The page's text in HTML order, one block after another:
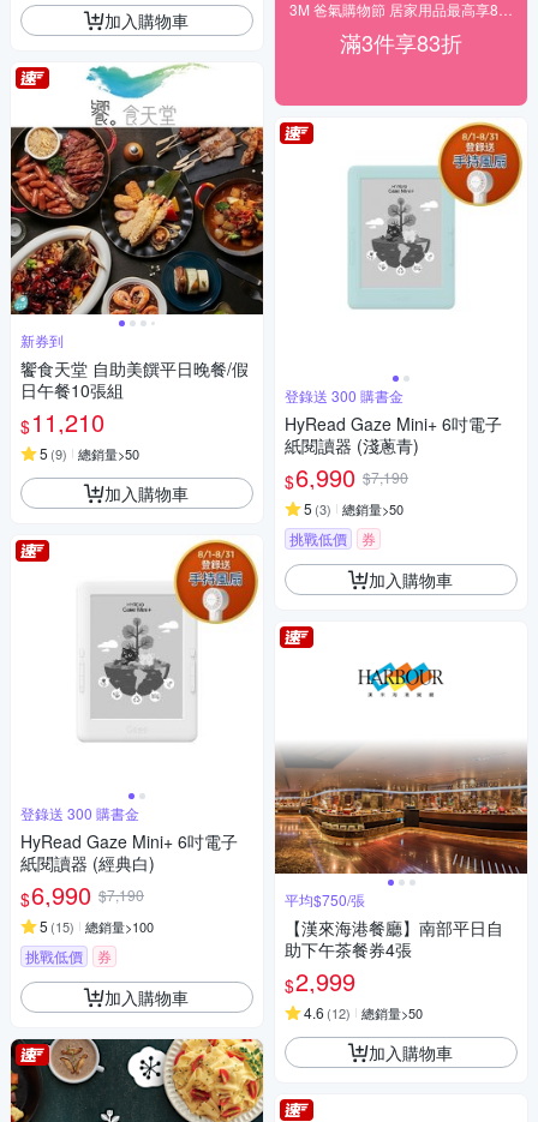
加入購物車
新券到
饗食天堂 自助美饌平日晚餐/假
日午餐10張組
$11,210
5 (9) 總銷量>50
加入購物車
登錄送 300 購書金
HyRead Gaze Mini+ 6吋電子
紙閱讀器 (經典白)
$6,990 $7,190
5 (15) 總銷量>100
挑戰低價 券
加入購物車
滿3件享83折
登錄送 300 購書金
HyRead Gaze Mini+ 6吋電子
紙閱讀器 (淺蔥青)
$6,990 $7,190
5 (3) 總銷量>50
挑戰低價 券
加入購物車
平均$750/張
【漢來海港餐廳】南部平日自
助下午茶餐券4張
$2,999
4.6 (12) 總銷量>50
加入購物車